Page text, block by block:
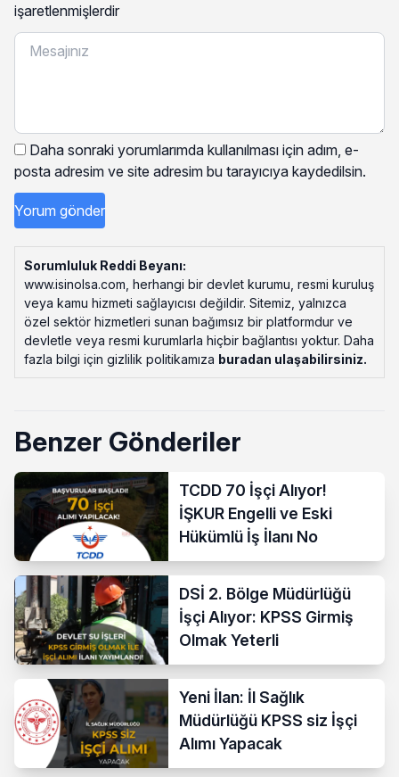
işaretlenmişlerdir
Daha sonraki yorumlarımda kullanılması için adım, e-
posta adresim ve site adresim bu tarayıcıya kaydedilsin.
Sorumluluk Reddi Beyanı:
www.isinolsa.com, herhangi bir devlet kurumu, resmi kuruluş
veya kamu hizmeti sağlayıcısı değildir. Sitemiz, yalnızca
özel sektör hizmetleri sunan bağımsız bir platformdur ve
devletle veya resmi kurumlarla hiçbir bağlantısı yoktur. Daha
fazla bilgi için gizlilik politikamıza buradan ulaşabilirsiniz.
Benzer Gönderiler
TCDD 70 İşçi Alıyor!
İŞKUR Engelli ve Eski
Hükümlü İş İlanı No
DSİ 2. Bölge Müdürlüğü
İşçi Alıyor: KPSS Girmiş
Olmak Yeterli
Yeni İlan: İl Sağlık
Müdürlüğü KPSS siz İşçi
Alımı Yapacak